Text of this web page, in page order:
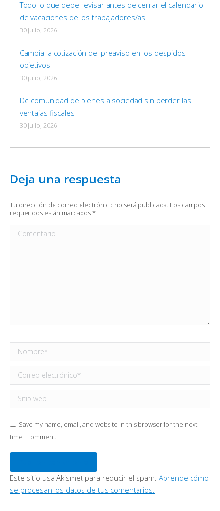
Todo lo que debe revisar antes de cerrar el calendario
de vacaciones de los trabajadores/as
30 julio, 2026
Cambia la cotización del preaviso en los despidos
objetivos
30 julio, 2026
De comunidad de bienes a sociedad sin perder las
ventajas fiscales
30 julio, 2026
Deja una respuesta
Tu dirección de correo electrónico no será publicada. Los campos
requeridos están marcados*
Comentario
Nombre *
Correo electrónico *
Sitio web
Save my name, email, and website in this browser for the next
time I comment.
Este sitio usa Akismet para reducir el spam. Aprende cómo
se procesan los datos de tus comentarios.